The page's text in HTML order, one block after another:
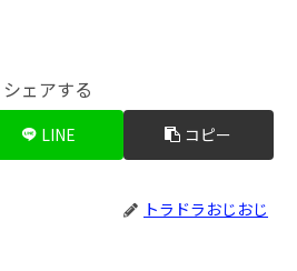
シェアする
LINE コピー
トラドラおじおじ